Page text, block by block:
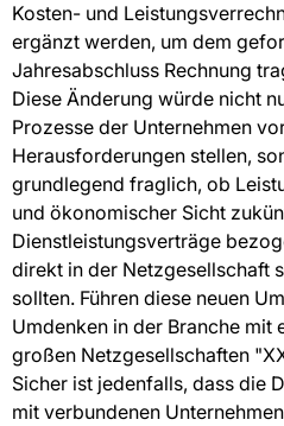
Kosten- und
ergänzt werden, um dem
Jahresabschluss Rechnung
Diese Änderung würde nicht
Prozesse der Unternehmen
Herausforderungen stellen,
grundlegend fraglich, ob
und ökonomischer Sicht
Dienstleistungsverträge
direkt in der Netzgesellschaft
sollten. Führen diese neuen
Umdenken in der Branche mit
großen Netzgesellschaften
Sicher ist jedenfalls, dass die
mit verbundenen